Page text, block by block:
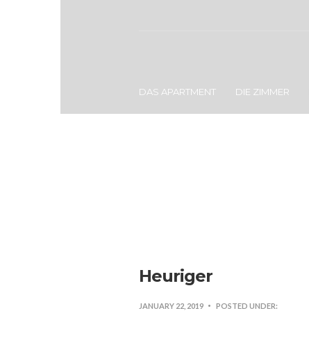
DAS APARTMENT DIE ZIMMER
Heuriger
JANUARY 22, 2019 POSTED UNDER: